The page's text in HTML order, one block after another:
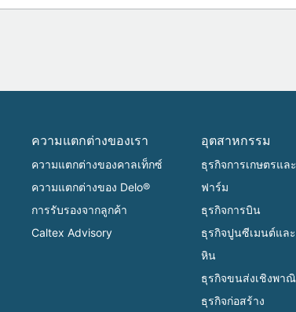
ความแตกต่างของเรา
ความแตกต่างของคาลเท็กซ์
ความแตกต่างของ Delo®
การรับรองจากลูกค้า
Caltex Advisory
อุตสาหกรรม
ธุรกิจการเกษตรแล
ฟาร์ม
ธุรกิจการบิน
ธุรกิจปูนซีเมนต์และ
หิน
ธุรกิจขนส่งเชิงพา
ธุรกิจก่อสร้าง